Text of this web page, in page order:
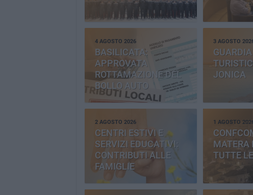
4 AGOSTO 2026
BASILICATA:
APPROVATA
ROTTAMAZIONE DEL
BOLLO AUTO
3 AGOSTO
JONICA
2 AGOSTO 2026
CENTRI ESTIVI E
SERVIZI EDUCATIVI:
CONTRIBUTI ALLE
FAMIGLIE
1 AGOSTO
MATERA
TUTTE